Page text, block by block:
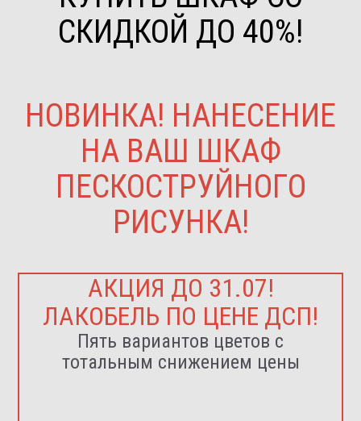
СКИДКОЙ ДО 40%!
НОВИНКА! НАНЕСЕНИЕ
НА ВАШ ШКАФ
ПЕСКОСТРУЙНОГО
РИСУНКА!
АКЦИЯ ДО 31.07!
ЛАКОБЕЛЬ ПО ЦЕНЕ ДСП!
Пять вариантов цветов с
тотальным снижением цены